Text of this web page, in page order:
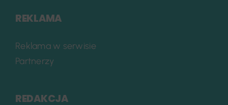
REKLAMA
Reklama w serwisie
Partnerzy
REDAKCJA